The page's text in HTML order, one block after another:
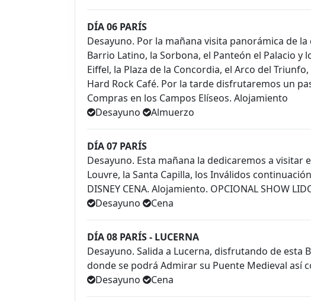
DÍA 06 PARÍS
Desayuno. Por la mañana visita panorámica de
Barrio Latino, la Sorbona, el Panteón el Palacio y
Eiffel, la Plaza de la Concordia, el Arco del
Hard Rock Café. Por la tarde disfrutaremos un
Compras en los Campos Elíseos. Alojamiento
Desayuno
Almuerzo
DÍA 07 PARÍS
Desayuno. Esta mañana la dedicaremos a visitar
Louvre, la Santa Capilla, los Inválidos
DISNEY CENA. Alojamiento. OPCIONAL SHOW
Desayuno
Cena
DÍA 08 PARÍS - LUCERNA
Desayuno. Salida a Lucerna, disfrutando de esta
donde se podrá Admirar su Puente Medieval así
Desayuno
Cena